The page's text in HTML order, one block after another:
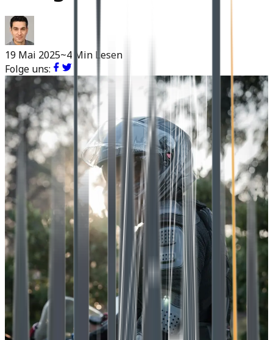
19 Mai 2025~4 Min Lesen
Folge uns: